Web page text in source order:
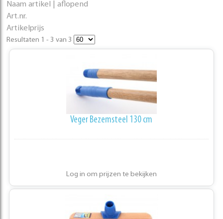
Naam artikel | aflopend
Art.nr.
Artikelprijs
Resultaten 1 - 3 van 3
Veger Bezemsteel 130 cm
Log in om prijzen te bekijken